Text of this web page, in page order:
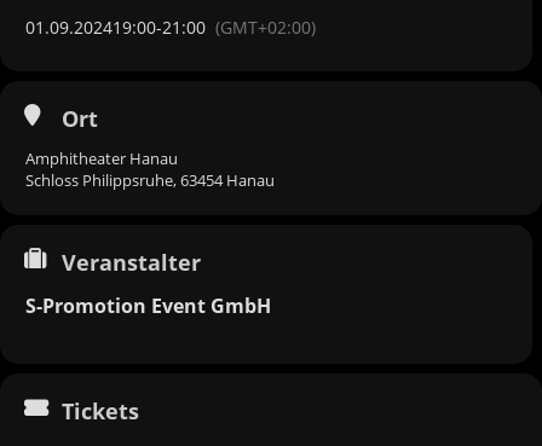
01.09.202419:00-21:00 (GMT+02:00)
Ort
Amphitheater Hanau
Schloss Philippsruhe, 63454 Hanau
Veranstalter
S-Promotion Event GmbH
Tickets